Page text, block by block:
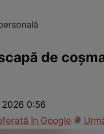
de
2026 0:56
în Google